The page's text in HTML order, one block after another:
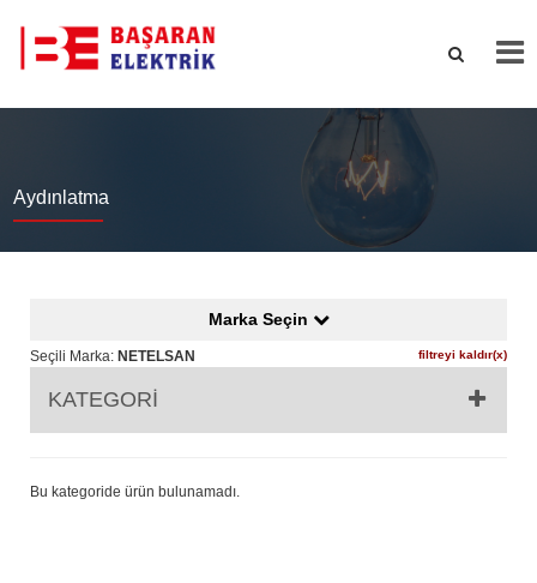
Aydınlatma
Marka Seçin
Seçili Marka: NETELSAN filtreyi kaldır(x)
KATEGORİ
Bu kategoride ürün bulunamadı.